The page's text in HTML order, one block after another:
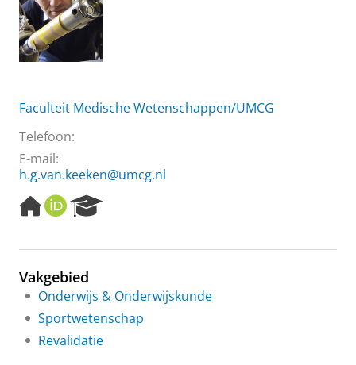
Faculteit Medische Wetenschappen/UMCG
Telefoon:
E-mail:
h.g.van.keeken@umcg.nl
H
o
e
a
g
e
O
R
I
e
c
h
Vakgebied
Onderwijs & Onderwijskunde
Sportwetenschap
Revalidatie